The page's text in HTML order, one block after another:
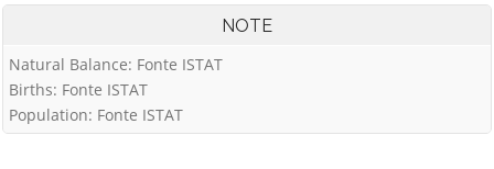
NOTE
Natural Balance: Fonte ISTAT
Births: Fonte ISTAT
Population: Fonte ISTAT